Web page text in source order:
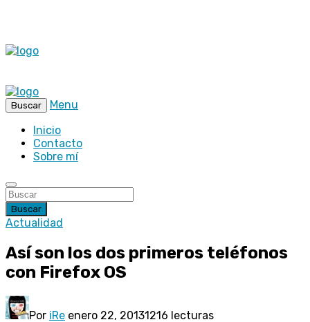
Buscar
Menu
Inicio
Contacto
Sobre mí
Buscar
Actualidad
Así son los dos primeros teléfonos
con Firefox OS
Por iRe enero 22, 20131216 lecturas